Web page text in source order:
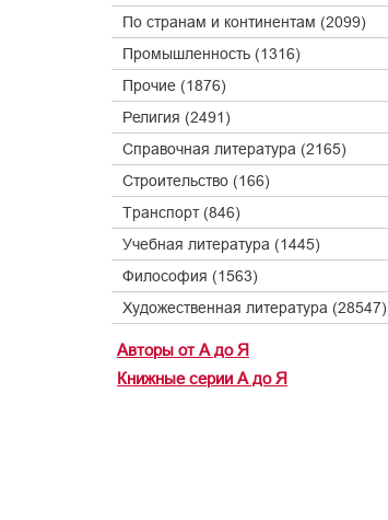
По странам и континентам (2099)
Промышленность (1316)
Прочие (1876)
Религия (2491)
Справочная литература (2165)
Строительство (166)
Транспорт (846)
Учебная литература (1445)
Философия (1563)
Художественная литература (28547)
Авторы от А до Я
Книжные серии А до Я